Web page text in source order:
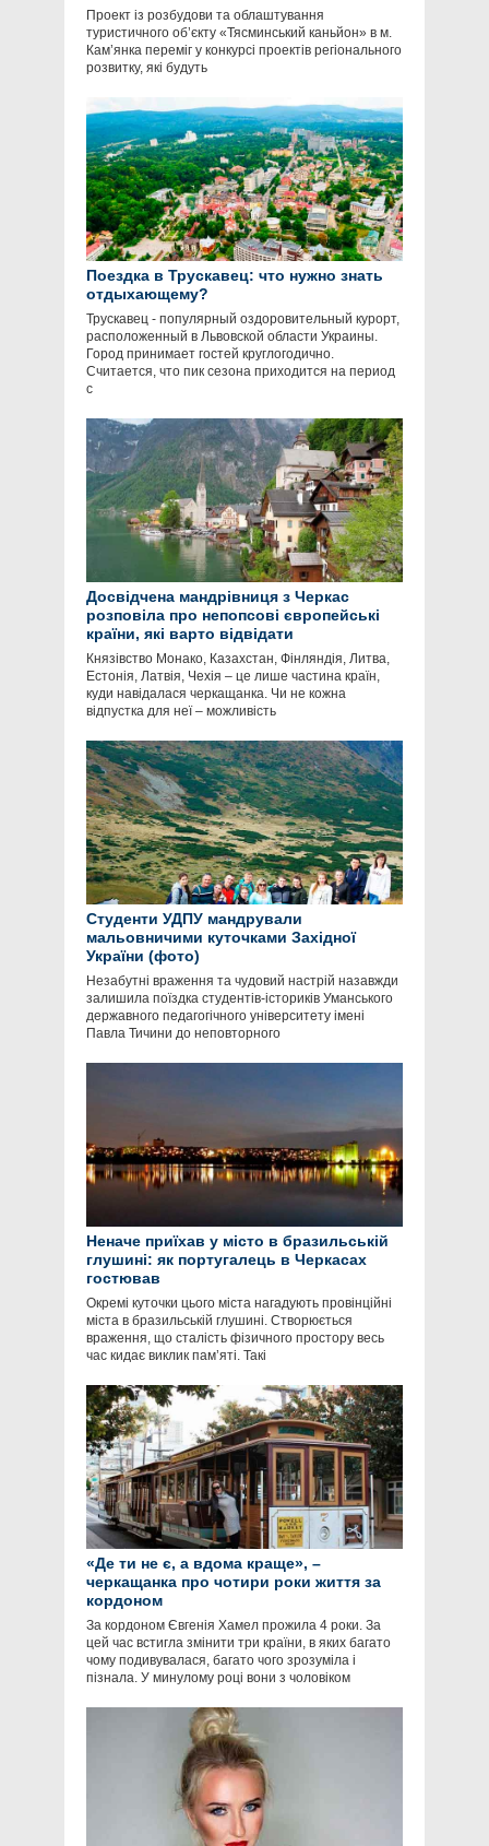
Проект із розбудови та облаштування
туристичного об’єкту «Тясминський каньйон» в м.
Кам’янка переміг у конкурсі проектів регіонального
розвитку, які будуть
Поездка в Трускавец: что нужно знать
отдыхающему?
Трускавец - популярный оздоровительный курорт,
расположенный в Львовской области Украины.
Город принимает гостей круглогодично.
Считается, что пик сезона приходится на период
с
Досвідчена мандрівниця з Черкас
розповіла про непопсові європейські
країни, які варто відвідати
Князівство Монако, Казахстан, Фінляндія, Литва,
Естонія, Латвія, Чехія – це лише частина країн,
куди навідалася черкащанка. Чи не кожна
відпустка для неї – можливість
Студенти УДПУ мандрували
мальовничими куточками Західної
України (фото)
Незабутні враження та чудовий настрій назавжди
залишила поїздка студентів-істориків Уманського
державного педагогічного університету імені
Павла Тичини до неповторного
Неначе приїхав у місто в бразильській
глушині: як португалець в Черкасах
гостював
Окремі куточки цього міста нагадують провінційні
міста в бразильській глушині. Створюється
враження, що сталість фізичного простору весь
час кидає виклик пам’яті. Такі
«Де ти не є, а вдома краще», –
черкащанка про чотири роки життя за
кордоном
За кордоном Євгенія Хамел прожила 4 роки. За
цей час встигла змінити три країни, в яких багато
чому подивувалася, багато чого зрозуміла і
пізнала. У минулому році вони з чоловіком